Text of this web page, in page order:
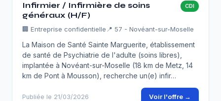
Infirmier / Infirmière de soins
généraux (H/F)
CDI
🏢 Entreprise confidentielle 📍 57 - Novéant-sur-Moselle
La Maison de Santé Sainte Marguerite, établissement
de santé de Psychiatrie de l'adulte (soins libres),
implantée à Novéant-sur-Moselle (18 km de Metz, 14
km de Pont à Mousson), recherche un(e) infir…
Publiée le 21/03/2026 Voir l'offre →